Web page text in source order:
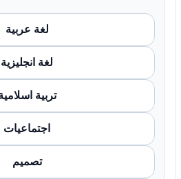
لغة عربية
لغة انجليزية
تربية اسلامية
اجتماعيات
تصميم